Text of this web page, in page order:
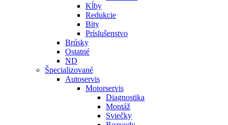
Kĺby
Redukcie
Bity
Príslušenstvo
Brúsky
Ostatné
ND
Špecializované
Autoservis
Motorservis
Diagnostika
Montáž
Sviečky